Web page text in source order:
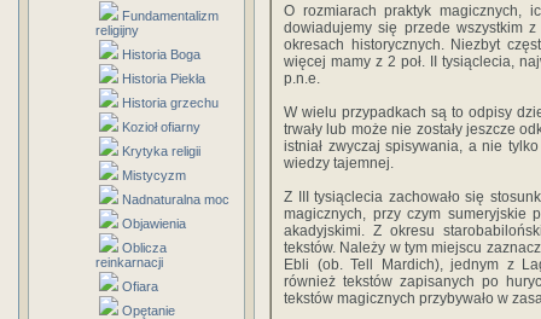
Fundamentalizm
religijny
Historia Boga
Historia Piekła
Historia grzechu
Kozioł ofiarny
Krytyka religii
Mistycyzm
Nadnaturalna moc
Objawienia
Oblicza
reinkarnacji
Ofiara
Opętanie
O rozmiarach praktyk magicznych,
dowiadujemy się przede wszystkim
okresach historycznych. Niezbyt
więcej mamy z 2 poł. II tysiąclecia,
p.n.e.
W wielu przypadkach są to odpisy
trwały lub może nie zostały jeszcze
istniał zwyczaj spisywania, a nie
wiedzy tajemnej.
Z III tysiąclecia zachowało się
magicznych, przy czym sumeryjskie
akadyjskimi. Z okresu
tekstów. Należy w tym miejscu
Ebli (ob. Tell Mardich), jednym z
również tekstów zapisanych po
tekstów magicznych przybywało w